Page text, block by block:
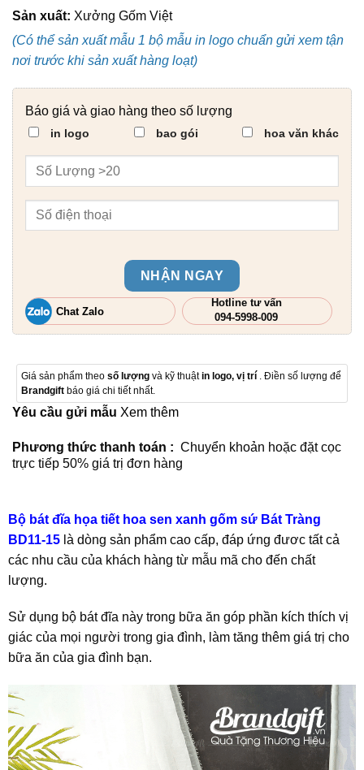
Sản xuất: Xưởng Gốm Việt
(Có thể sản xuất mẫu 1 bộ mẫu in logo chuẩn gửi xem tận
nơi trước khi sản xuất hàng loạt)
Báo giá và giao hàng theo số lượng
in logo bao gói hoa văn khác
NHẬN NGAY
Chat Zalo
Hotline tư vấn
094-5998-009
Giá sản phẩm theo số lượng và kỹ thuậtin logo, vị trí . Điền số lượng để
Brandgift báo giá chi tiết nhất.
Yêu cầu gửi mẫu Xem thêm
Phương thức thanh toán : Chuyển khoản hoặc đặt cọc
trực tiếp 50% giá trị đơn hàng
Bộ bát đĩa họa tiết hoa sen xanh gốm sứ Bát Tràng
BD11-15là dòng sản phẩm cao cấp, đáp ứng đươc tất cả
các nhu cầu của khách hàng từ mẫu mã cho đến chất
lượng.
Sử dụng bộ bát đĩa này trong bữa ăn góp phần kích thích vị
giác của mọi người trong gia đình, làm tăng thêm giá trị cho
bữa ăn của gia đình bạn.